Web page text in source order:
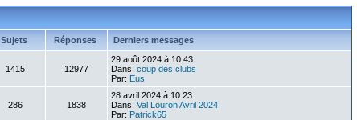
Sujets Réponses Derniers messages
1415 12977
29 août 2024 à 10:43
Dans: coup des clubs
Par: Eus
286 1838
28 avril 2024 à 10:23
Dans: Val Louron Avril 2024
Par: Patrick65